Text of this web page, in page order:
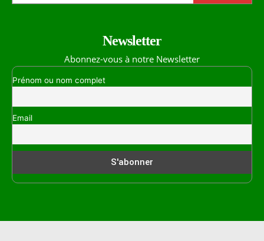
Newsletter
Abonnez-vous à notre Newsletter
Prénom ou nom complet
Email